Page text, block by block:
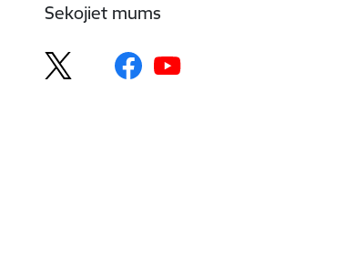
Sekojiet mums